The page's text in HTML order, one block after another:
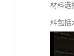
材料选
料包括